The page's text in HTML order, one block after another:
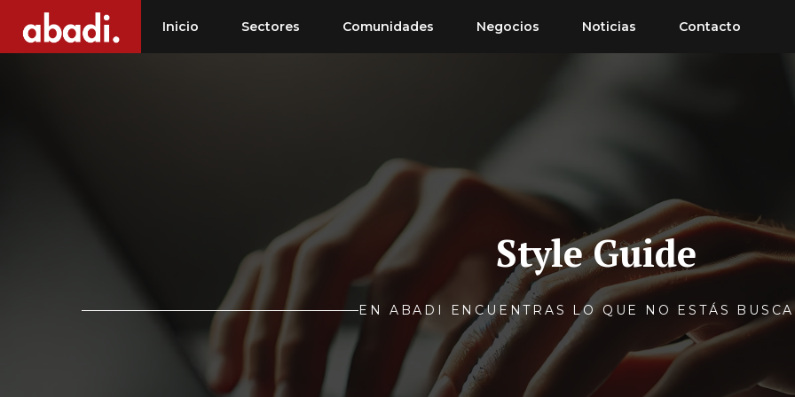
contenido
Inicio Sectores Comunidades Negocios Noticias Contacto
Style Guide
EN ABADI ENCUENTRAS LO QUE NO ESTÁS